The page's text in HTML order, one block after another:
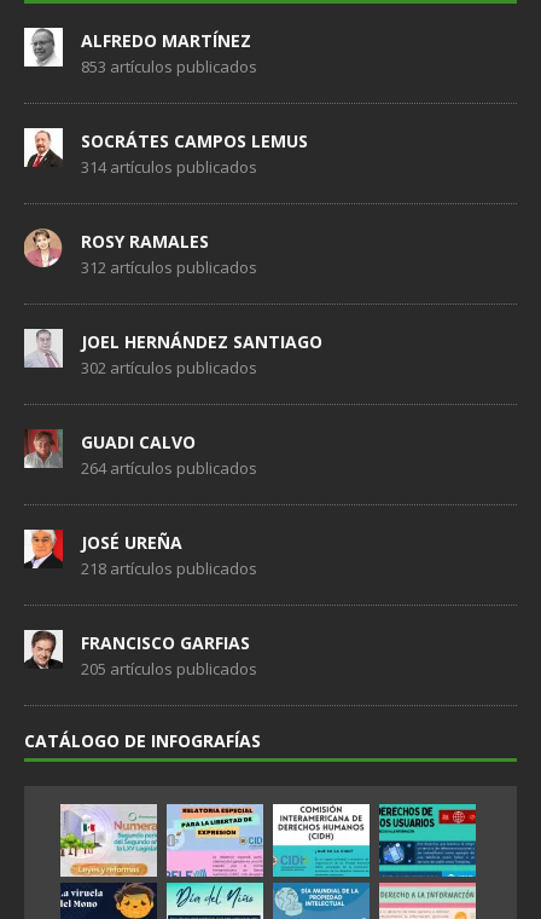
ALFREDO MARTÍNEZ
853 artículos publicados
SOCRÁTES CAMPOS LEMUS
314 artículos publicados
ROSY RAMALES
312 artículos publicados
JOEL HERNÁNDEZ SANTIAGO
302 artículos publicados
GUADI CALVO
264 artículos publicados
JOSÉ UREÑA
218 artículos publicados
FRANCISCO GARFIAS
205 artículos publicados
CATÁLOGO DE INFOGRAFÍAS